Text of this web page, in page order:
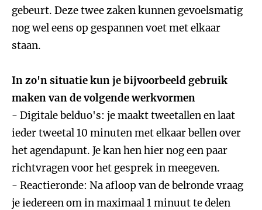
gebeurt. Deze twee zaken kunnen gevoelsmatig
nog wel eens op gespannen voet met elkaar
staan.
In zo'n situatie kun je bijvoorbeeld gebruik
maken van de volgende werkvormen
- Digitale belduo's: je maakt tweetallen en laat
ieder tweetal 10 minuten met elkaar bellen over
het agendapunt. Je kan hen hier nog een paar
richtvragen voor het gesprek in meegeven.
- Reactieronde: Na afloop van de belronde vraag
je iedereen om in maximaal 1 minuut te delen